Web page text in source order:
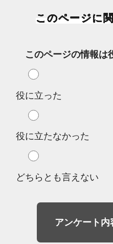
このページに
このページの情報は
役に立った
役に立たなかった
どちらとも言えない
アンケート内